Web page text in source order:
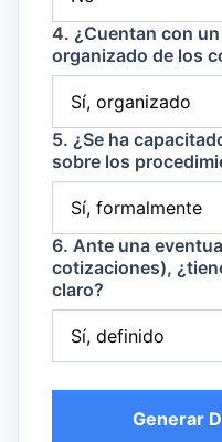
4. ¿Cuentan con
organizado de los
5. ¿Se ha
sobre los
6. Ante una
cotizaciones),
claro?
Generar